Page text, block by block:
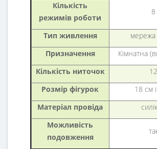
Кількість
режимів роботи
8
Тип живлення
Призначення
Кімнатна
Кількість ниточок
12
Розмір фігурок
18 см
Матеріал провіда
Можливість
подовження